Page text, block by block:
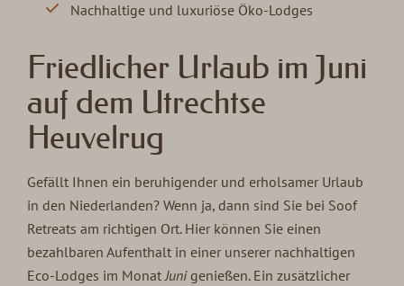
Nachhaltige und luxuriöse Öko-Lodges
Friedlicher Urlaub im Juni
auf dem Utrechtse
Heuvelrug
Gefällt Ihnen ein beruhigender und erholsamer Urlaub
in den Niederlanden? Wenn ja, dann sind Sie bei Soof
Retreats am richtigen Ort. Hier können Sie einen
bezahlbaren Aufenthalt in einer unserer nachhaltigen
Eco-Lodges im MonatJunigenießen. Ein zusätzlicher